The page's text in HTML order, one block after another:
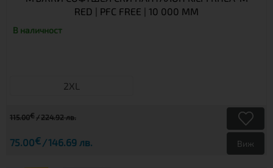
RED | PFC FREE | 10 000 ММ
В наличност
2XL
115.00€ 224.92 лв.
75.00€ 146.69 лв. Виж